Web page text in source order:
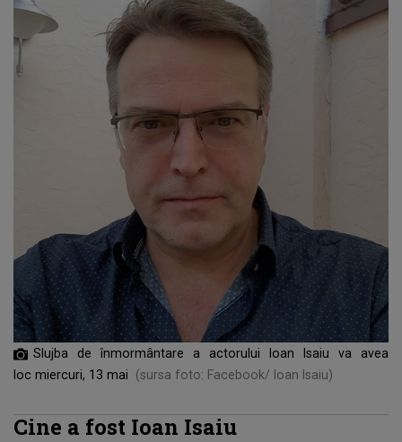
Slujba de înmormântare a actorului Ioan Isaiu va avea
loc miercuri, 13 mai
(sursa foto: Facebook/ Ioan Isaiu)
Cine a fost Ioan Isaiu